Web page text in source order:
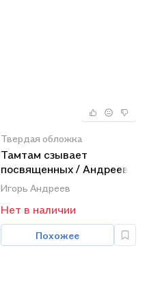
Твердая обложка
Тамтам сзывает
посвященных / Андреев
И. (Грант Виктория)
Игорь Андреев
Нет в наличии
Похожее